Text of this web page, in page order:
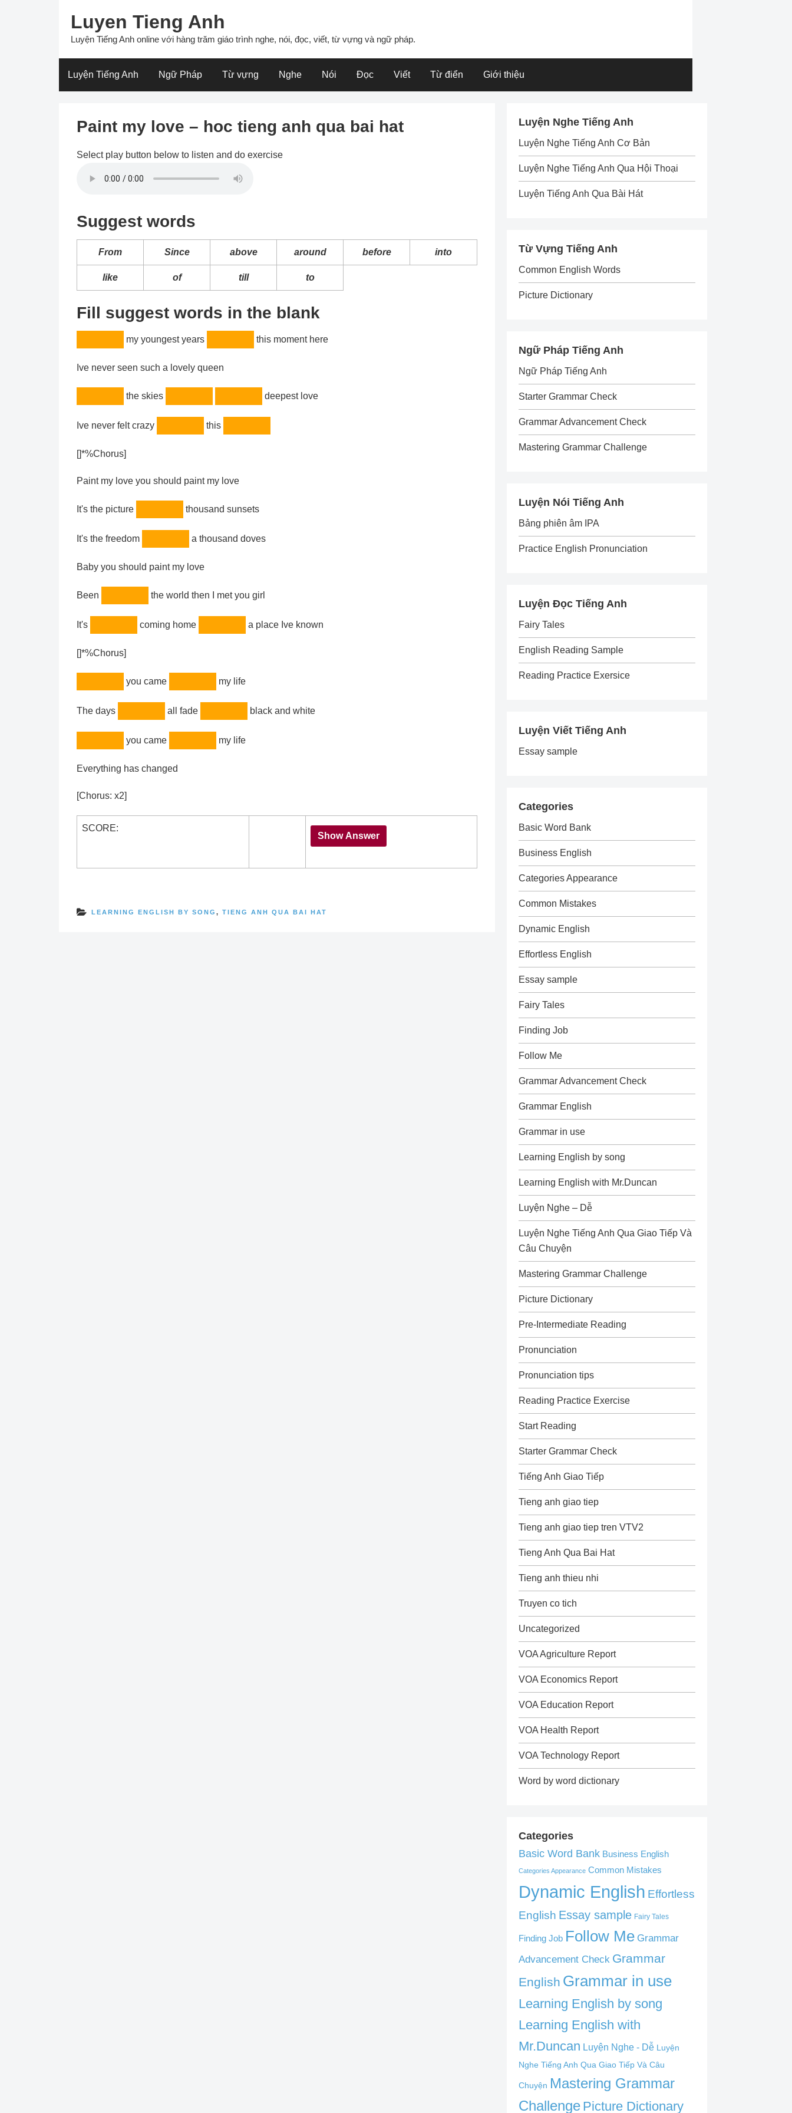
content
Luyen Tieng Anh
Luyện Tiếng Anh online với hàng trăm giáo trình nghe, nói, đọc, viết, từ vựng và ngữ pháp.
Luyện Tiếng Anh Ngữ Pháp Từ vựng Nghe Nói Đọc Viết Từ điển Giới thiệu
Paint my love – hoc tieng anh qua bai hat
Select play button below to listen and do exercise
Suggest words
From Since above around before into
like of till to
Fill suggest words in the blank
my youngest years this moment here
Ive never seen such a lovely queen
the skies deepest love
Ive never felt crazy this
[]*%Chorus]
Paint my love you should paint my love
It's the picture thousand sunsets
It's the freedom a thousand doves
Baby you should paint my love
Been the world then I met you girl
It's coming home a place Ive known
[]*%Chorus]
you came my life
The days all fade black and white
you came my life
Everything has changed
[Chorus: x2]
SCORE:
LEARNING ENGLISH BY SONG , TIENG ANH QUA BAI HAT
Luyện Nghe Tiếng Anh
Luyện Nghe Tiếng Anh Cơ Bản
Luyện Nghe Tiếng Anh Qua Hội Thoại
Luyện Tiếng Anh Qua Bài Hát
Từ Vựng Tiếng Anh
Common English Words
Picture Dictionary
Ngữ Pháp Tiếng Anh
Ngữ Pháp Tiếng Anh
Starter Grammar Check
Grammar Advancement Check
Mastering Grammar Challenge
Luyện Nói Tiếng Anh
Bảng phiên âm IPA
Practice English Pronunciation
Luyện Đọc Tiếng Anh
Fairy Tales
English Reading Sample
Reading Practice Exersice
Luyện Viết Tiếng Anh
Essay sample
Categories
Basic Word Bank
Business English
Categories Appearance
Common Mistakes
Dynamic English
Effortless English
Essay sample
Fairy Tales
Finding Job
Follow Me
Grammar Advancement Check
Grammar English
Grammar in use
Learning English by song
Learning English with Mr.Duncan
Luyện Nghe – Dễ
Luyện Nghe Tiếng Anh Qua Giao Tiếp Và
Câu Chuyện
Mastering Grammar Challenge
Picture Dictionary
Pre-Intermediate Reading
Pronunciation
Pronunciation tips
Reading Practice Exercise
Start Reading
Starter Grammar Check
Tiếng Anh Giao Tiếp
Tieng anh giao tiep
Tieng anh giao tiep tren VTV2
Tieng Anh Qua Bai Hat
Tieng anh thieu nhi
Truyen co tich
Uncategorized
VOA Agriculture Report
VOA Economics Report
VOA Education Report
VOA Health Report
VOA Technology Report
Word by word dictionary
Categories
Basic Word Bank Business English
Categories Appearance Common Mistakes
Dynamic English Effortless
English Essay sample Fairy Tales
Finding Job Follow Me Grammar
Advancement Check Grammar
English Grammar in use
Learning English by song
Learning English with
Mr.Duncan Luyện Nghe - Dễ Luyện
Nghe Tiếng Anh Qua Giao Tiếp Và Câu
Chuyện Mastering Grammar
Challenge Picture Dictionary